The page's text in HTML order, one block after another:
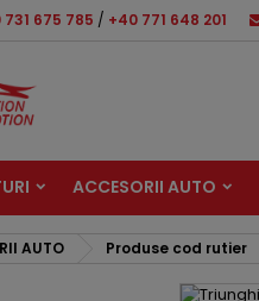
731 675 785 / +40 771 648 201
ACCESORII AUTO
AUTO Produse cod rutier